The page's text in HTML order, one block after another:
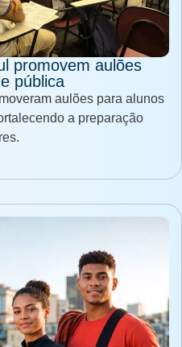
promovem aulões
pública
aulões para alunos
a preparação